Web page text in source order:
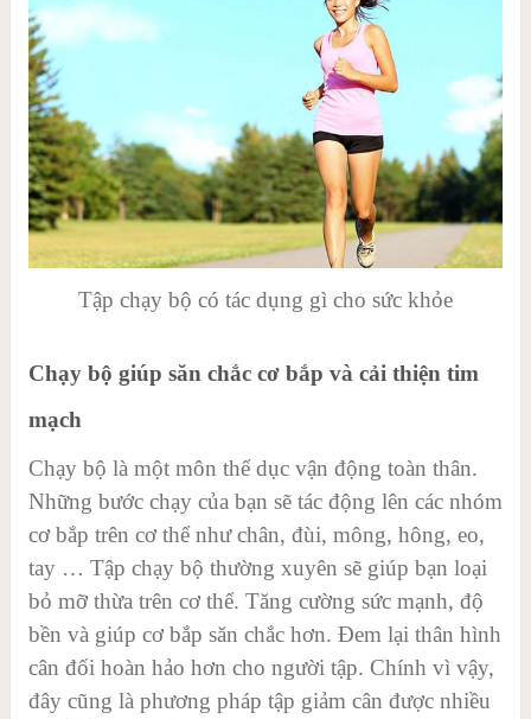
Tập chạy bộ có tác dụng gì cho sức khỏe
Chạy bộ giúp săn chắc cơ bắp và cải thiện tim
mạch
Chạy bộ là một môn thể dục vận động toàn thân.
Những bước chạy của bạn sẽ tác động lên các nhóm
cơ bắp trên cơ thể như chân, đùi, mông, hông, eo,
tay … Tập chạy bộ thường xuyên sẽ giúp bạn loại
bỏ mỡ thừa trên cơ thể. Tăng cường sức mạnh, độ
bền và giúp cơ bắp săn chắc hơn. Đem lại thân hình
cân đối hoàn hảo hơn cho người tập. Chính vì vậy,
đây cũng là phương pháp tập giảm cân được nhiều